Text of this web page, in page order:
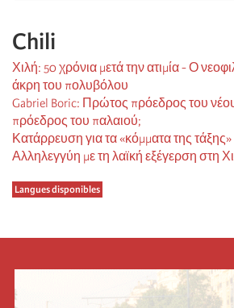
Chili
Χιλή: 50 χρόνια μετά την ατιμία - Ο
άκρη του πολυβόλου
Gabriel Boric: Πρώτος πρόεδρος του
πρόεδρος του παλαιού;
Κατάρρευση για τα «κόμματα της
Αλληλεγγύη με τη λαϊκή εξέγερση στη
Langues disponibles